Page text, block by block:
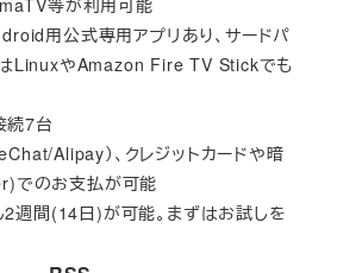
等が利用可能
用公式専用アプリあり、サードパ
LinuxやAmazon Fire TV Stickでも
続7台
Alipay）、クレジットカードや暗
でのお支払が可能
週間(14日)が可能。まずはお試しを